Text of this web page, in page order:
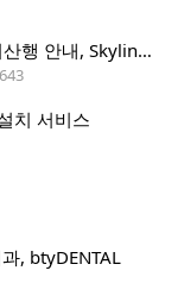
*시애틀 산악회, 7/22/2026, 수요일 정기산행 안내, Skyline Trail Loop(Mt. Rainier)*
치 서비스
, btyDENTAL